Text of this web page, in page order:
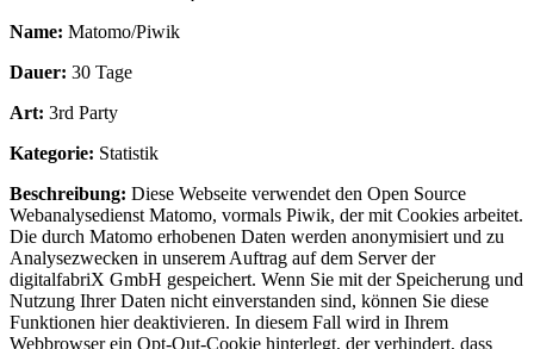
Name: Matomo/Piwik
Dauer: 30 Tage
Art: 3rd Party
Kategorie: Statistik
Beschreibung: Diese Webseite verwendet den Open Source
Webanalysedienst Matomo, vormals Piwik, der mit Cookies arbeitet.
Die durch Matomo erhobenen Daten werden anonymisiert und zu
Analysezwecken in unserem Auftrag auf dem Server der
digitalfabriX GmbH gespeichert. Wenn Sie mit der Speicherung und
Nutzung Ihrer Daten nicht einverstanden sind, können Sie diese
Funktionen hier deaktivieren. In diesem Fall wird in Ihrem
Webbrowser ein Opt-Out-Cookie hinterlegt, der verhindert, dass